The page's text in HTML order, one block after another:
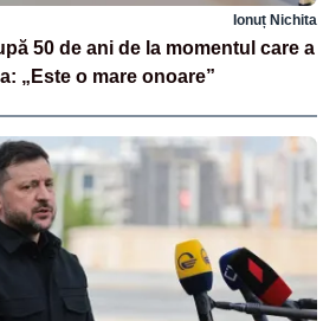
Ionuț Nichita
50 de ani de la momentul care a
„Este o mare onoare”